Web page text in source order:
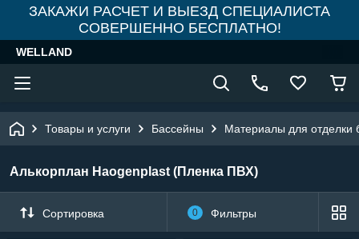
ЗАКАЖИ РАСЧЕТ И ВЫЕЗД СПЕЦИАЛИСТА
СОВЕРШЕННО БЕСПЛАТНО!
WELLAND
Товары и услуги Бассейны Материалы для отделки
Алькорплан Haogenplast (Пленка ПВХ)
Сортировка 0 Фильтры